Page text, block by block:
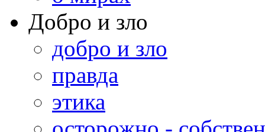
Добро и зло
добро и зло
правда
этика